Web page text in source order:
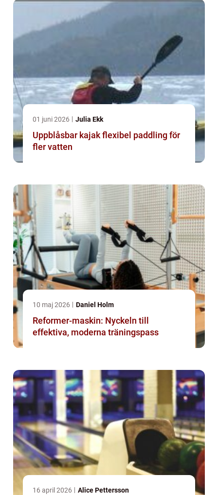
01 juni 2026 Julia Ekk
Uppblåsbar kajak flexibel paddling för
fler vatten
10 maj 2026 Daniel Holm
Reformer-maskin: Nyckeln till
effektiva, moderna träningspass
16 april 2026 Alice Pettersson